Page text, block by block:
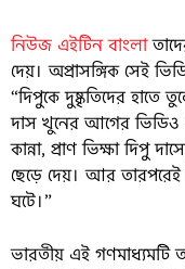
নিউজ এইটিন বাংলা
দেয়। অপ্রাসঙ্গিক সেই
“দিপুকে দুষ্কৃতিদের হাতে
দাস খুনের আগের ভিডিও
কান্না, প্রাণ ভিক্ষা দিপু
ছেড়ে দেয়। আর তারপরেই
ঘটে।”
ভারতীয় এই গণমাধ্যমটি